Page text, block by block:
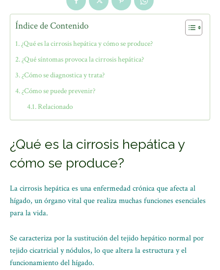
Índice de Contenido
¿Qué es la cirrosis hepática y cómo se produce?
¿Qué síntomas provoca la cirrosis hepática?
¿Cómo se diagnostica y trata?
¿Cómo se puede prevenir?
Relacionado
¿Qué es la cirrosis hepática y
cómo se produce?
La cirrosis hepática es una enfermedad crónica que afecta al
hígado, un órgano vital que realiza muchas funciones esenciales
para la vida.
Se caracteriza por la sustitución del tejido hepático normal por
tejido cicatricial y nódulos, lo que altera la estructura y el
funcionamiento del hígado.